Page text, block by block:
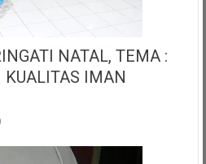
NATAL, TEMA :
IMAN